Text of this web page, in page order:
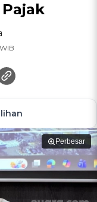
Perbesar